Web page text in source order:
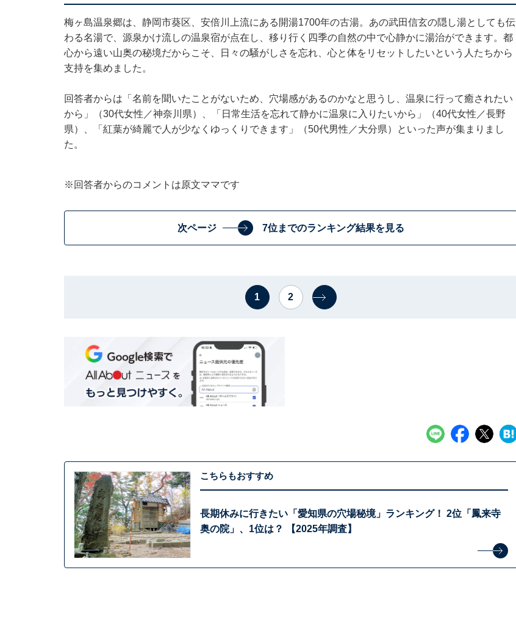
梅ヶ島温泉郷は、静岡市葵区、安倍川上流にある開湯1700年の古湯。あの武田信玄の隠し湯としても伝
わる名湯で、源泉かけ流しの温泉宿が点在し、移り行く四季の自然の中で心静かに湯治ができます。都
心から遠い山奥の秘境だからこそ、日々の騒がしさを忘れ、心と体をリセットしたいという人たちから
支持を集めました。
回答者からは「名前を聞いたことがないため、穴場感があるのかなと思うし、温泉に行って癒されたい
から」（30代女性／神奈川県）、「日常生活を忘れて静かに温泉に入りたいから」（40代女性／長野
県）、「紅葉が綺麗で人が少なくゆっくりできます」（50代男性／大分県）といった声が集まりまし
た。
※回答者からのコメントは原文ママです
次ページ 7位までのランキング結果を見る
1 2
こちらもおすすめ
長期休みに行きたい「愛知県の穴場秘境」ランキング！ 2位「鳳来寺
奥の院」、1位は？ 【2025年調査】